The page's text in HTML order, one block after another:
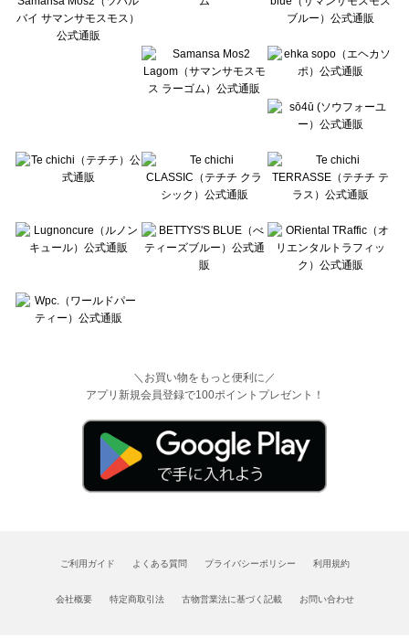
BETTY'S BLUE（べティーズブルー）の一覧
Wpc.（ワールドパーティー）の一覧
＼お買い物をもっと便利に／
アプリ新規会員登録で100ポイントプレゼント！
ご利用ガイド よくある質問 プライバシーポリシー 利用規約
会社概要 特定商取引法 古物営業法に基づく記載 お問い合わせ